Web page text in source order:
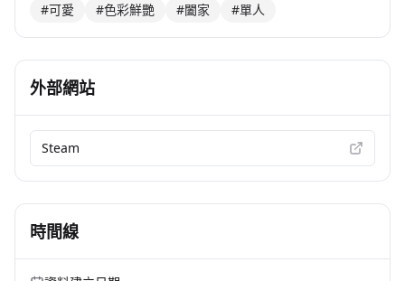
#可愛
#色彩鮮艷 #闔家 #單人
外部網站
Steam
時間線